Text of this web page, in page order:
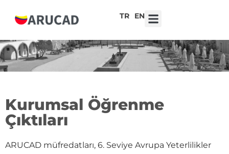
TR EN
Kurumsal Öğrenme
Çıktıları
ARUCAD müfredatları, 6. Seviye Avrupa Yeterlilikler